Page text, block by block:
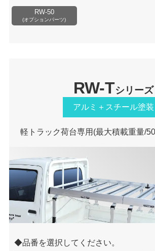
RW-50
(オプションパーツ)
RW-Tシリーズ
アルミ＋スチール塗装
軽トラック荷台専用 (最大積載重量/
品番を選択してください。